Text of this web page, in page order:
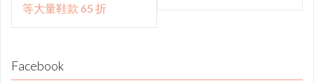
等大量鞋款 65 折
Facebook